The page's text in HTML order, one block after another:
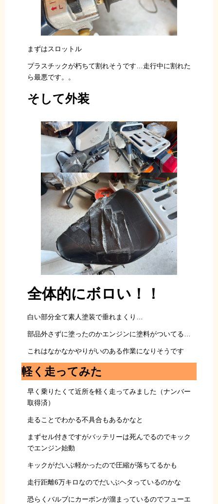
まずはスロットル
プラスチックが朽ちて割れそうです…走行中に割れた
ら最悪です。。
そして外装
全体的にボロい！！
白い部分全て素人塗装で垂れまくり…
部品外さずに塗ったのかエンジンに塗料がついてる…
これはなかなかやりがいのある作業になりそうです
軽く走ってみた
早く乗りたくて近所を軽く走ってみました（ナンバー
取得済）
走ることでわかる不具合もあるかなと
まずセル付きですがバッテリーは死んでるのでキック
でエンジン始動
キックがだいぶ軽かったので圧縮が落ちてるかも
走行距離6万キロなのでだいぶヘタっているのかな
恐らくバルブにカーボンが溜まっているのでフューエ